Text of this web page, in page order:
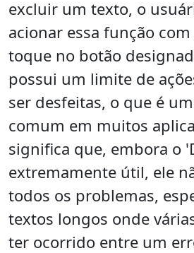
excluir um texto, o
acionar essa função
toque no botão
possui um limite de
ser desfeitas, o que é
comum em muitos
significa que, embora o
extremamente útil, ele
todos os problemas,
textos longos onde
ter ocorrido entre um